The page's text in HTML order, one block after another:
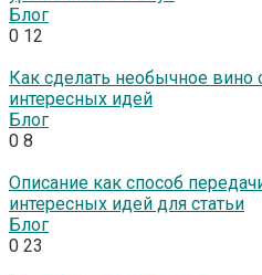
Блог
0 12
Как сделать необычное вино
интересных идей
Блог
0 8
Описание как способ
интересных идей для статьи
Блог
0 23